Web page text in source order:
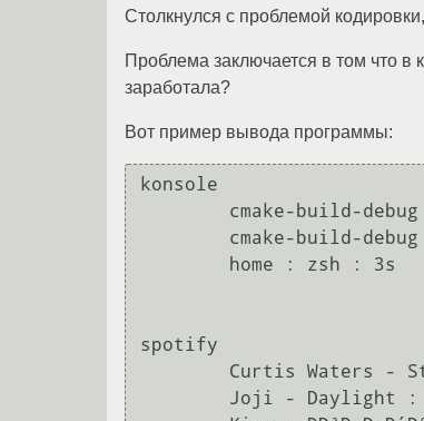
Столкнулся с проблемой
Проблема заключается в том что в
заработала?
Вот пример вывода программы:
konsole
spotify